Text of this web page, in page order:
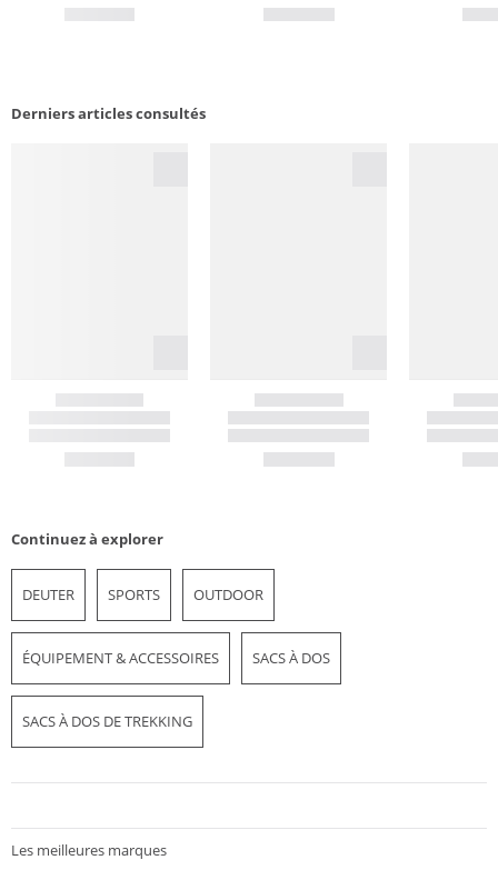
Derniers articles consultés
Continuez à explorer
DEUTER SPORTS OUTDOOR
ÉQUIPEMENT & ACCESSOIRES SACS À DOS
SACS À DOS DE TREKKING
Les meilleures marques